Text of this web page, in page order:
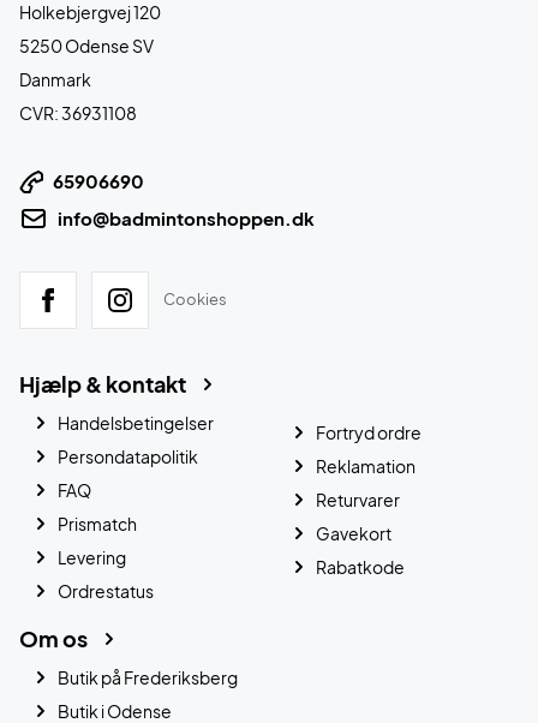
Holkebjergvej 120
5250 Odense SV
Danmark
CVR: 36931108
65906690
info@badmintonshoppen.dk
Cookies
Hjælp & kontakt
Handelsbetingelser
Persondatapolitik
FAQ
Prismatch
Levering
Ordrestatus
Fortryd ordre
Reklamation
Returvarer
Gavekort
Rabatkode
Om os
Butik på Frederiksberg
Butik i Odense